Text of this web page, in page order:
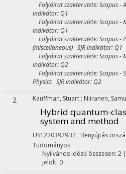
Folyóirat szakterülete: Scopus -
indikátor: Q1
Folyóirat szakterülete: Scopus -
indikátor: Q1
Folyóirat szakterülete: Scopus -
(miscellaneous) SJR indikátor: Q1
Folyóirat szakterülete: Scopus -
indikátor: Q2
Folyóirat szakterülete: Scopus -
Physics SJR indikátor: Q2
2 Kauffman, Stuart ; Niiranen,
Hybrid quantum-
system and method
US12203929B2 , Benyújtás
Tudományos
Nyilvános idéző összesen: 2|
jelölt: 0